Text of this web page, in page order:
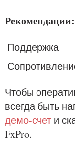
Рекомендации:
Поддержка
Чтобы
всегда быть
демо-счет и
FxPro.